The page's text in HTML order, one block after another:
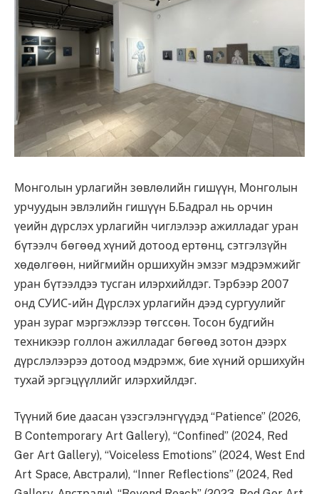
Монголын урлагийн зөвлөлийн гишүүн, Монголын
урчуудын эвлэлийн гишүүн Б.Бадрал нь орчин
үеийн дүрслэх урлагийн чиглэлээр ажилладаг уран
бүтээлч бөгөөд хүний дотоод ертөнц, сэтгэлзүйн
хөдөлгөөн, нийгмийн оршихуйн эмзэг мэдрэмжийг
уран бүтээлдээ тусган илэрхийлдэг. Тэрбээр 2007
онд СУИС-ийн Дүрслэх урлагийн дээд сургуулийг
уран зураг мэргэжлээр төгссөн. Тосон будгийн
техникээр голлон ажилладаг бөгөөд зотон дээрх
дүрслэлээрээ дотоод мэдрэмж, бие хүний оршихуйн
тухай эргэцүүллийг илэрхийлдэг.
Түүний бие даасан үзэсгэлэнгүүдэд “Patience” (2026,
B Contemporary Art Gallery), “Confined” (2024, Red
Ger Art Gallery), “Voiceless Emotions” (2024, West End
Art Space, Австрали), “Inner Reflections” (2024, Red